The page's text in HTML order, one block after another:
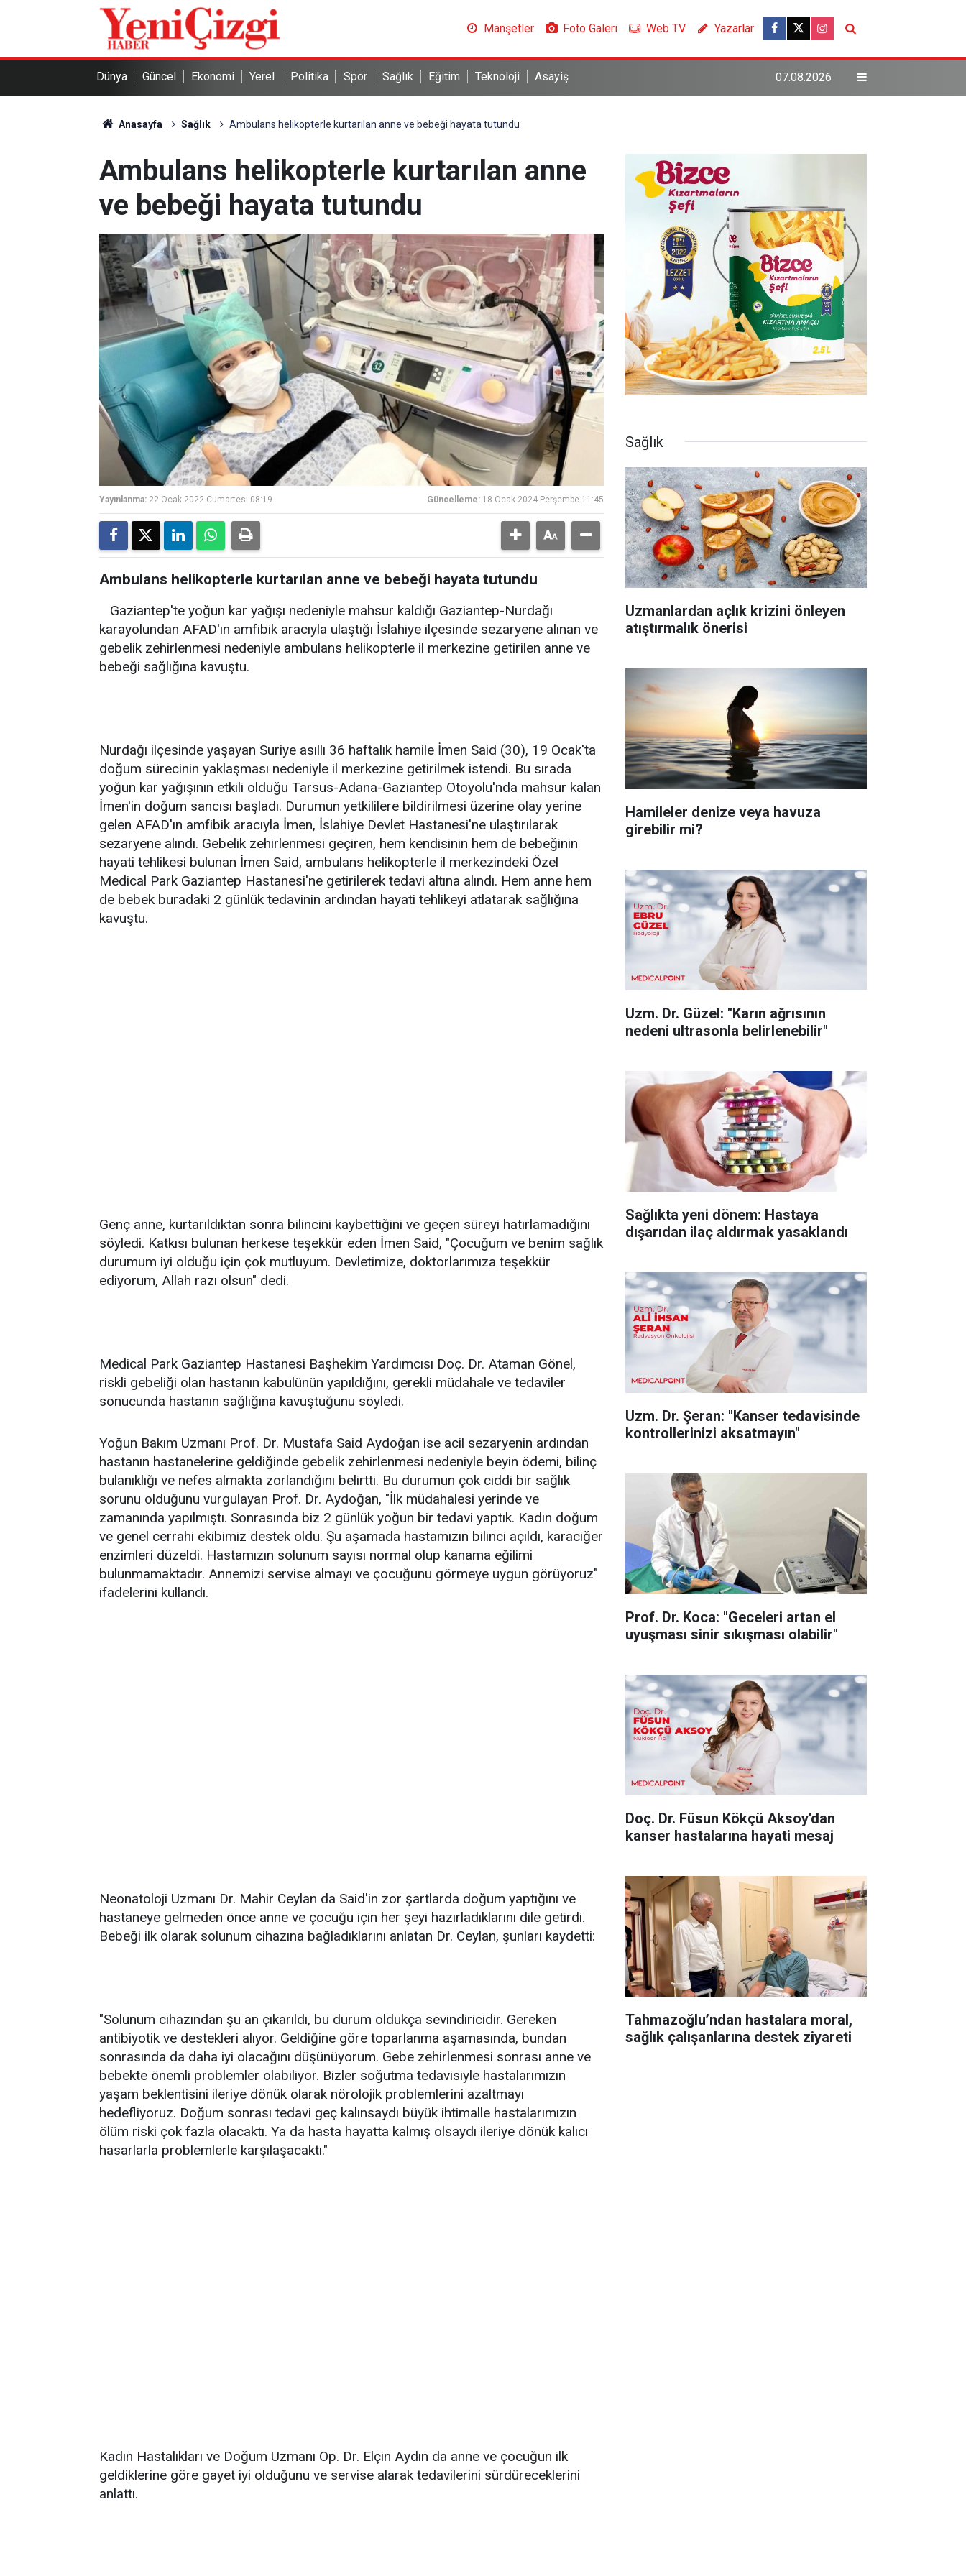
Manşetler Foto Galeri Web TV Yazarlar
Dünya Güncel Ekonomi Yerel Politika Spor Sağlık Eğitim Teknoloji Asayiş 07.08.2026
Anasayfa Sağlık Ambulans helikopterle kurtarılan anne ve bebeği hayata tutundu
Ambulans helikopterle kurtarılan anne
ve bebeği hayata tutundu
Yayınlanma: 22 Ocak 2022 Cumartesi 08:19 Güncelleme: 18 Ocak 2024 Perşembe 11:45
Ambulans helikopterle kurtarılan anne ve bebeği hayata tutundu
Gaziantep'te yoğun kar yağışı nedeniyle mahsur kaldığı Gaziantep-Nurdağı
karayolundan AFAD'ın amfibik aracıyla ulaştığı İslahiye ilçesinde sezaryene alınan ve
gebelik zehirlenmesi nedeniyle ambulans helikopterle il merkezine getirilen anne ve
bebeği sağlığına kavuştu.
Nurdağı ilçesinde yaşayan Suriye asıllı 36 haftalık hamile İmen Said (30), 19 Ocak'ta
doğum sürecinin yaklaşması nedeniyle il merkezine getirilmek istendi. Bu sırada
yoğun kar yağışının etkili olduğu Tarsus-Adana-Gaziantep Otoyolu'nda mahsur kalan
İmen'in doğum sancısı başladı. Durumun yetkililere bildirilmesi üzerine olay yerine
gelen AFAD'ın amfibik aracıyla İmen, İslahiye Devlet Hastanesi'ne ulaştırılarak
sezaryene alındı. Gebelik zehirlenmesi geçiren, hem kendisinin hem de bebeğinin
hayati tehlikesi bulunan İmen Said, ambulans helikopterle il merkezindeki Özel
Medical Park Gaziantep Hastanesi'ne getirilerek tedavi altına alındı. Hem anne hem
de bebek buradaki 2 günlük tedavinin ardından hayati tehlikeyi atlatarak sağlığına
kavuştu.
Genç anne, kurtarıldıktan sonra bilincini kaybettiğini ve geçen süreyi hatırlamadığını
söyledi. Katkısı bulunan herkese teşekkür eden İmen Said, "Çocuğum ve benim sağlık
durumum iyi olduğu için çok mutluyum. Devletimize, doktorlarımıza teşekkür
ediyorum, Allah razı olsun" dedi.
Medical Park Gaziantep Hastanesi Başhekim Yardımcısı Doç. Dr. Ataman Gönel,
riskli gebeliği olan hastanın kabulünün yapıldığını, gerekli müdahale ve tedaviler
sonucunda hastanın sağlığına kavuştuğunu söyledi.
Yoğun Bakım Uzmanı Prof. Dr. Mustafa Said Aydoğan ise acil sezaryenin ardından
hastanın hastanelerine geldiğinde gebelik zehirlenmesi nedeniyle beyin ödemi, bilinç
bulanıklığı ve nefes almakta zorlandığını belirtti. Bu durumun çok ciddi bir sağlık
sorunu olduğunu vurgulayan Prof. Dr. Aydoğan, "İlk müdahalesi yerinde ve
zamanında yapılmıştı. Sonrasında biz 2 günlük yoğun bir tedavi yaptık. Kadın doğum
ve genel cerrahi ekibimiz destek oldu. Şu aşamada hastamızın bilinci açıldı, karaciğer
enzimleri düzeldi. Hastamızın solunum sayısı normal olup kanama eğilimi
bulunmamaktadır. Annemizi servise almayı ve çocuğunu görmeye uygun görüyoruz"
ifadelerini kullandı.
Neonatoloji Uzmanı Dr. Mahir Ceylan da Said'in zor şartlarda doğum yaptığını ve
hastaneye gelmeden önce anne ve çocuğu için her şeyi hazırladıklarını dile getirdi.
Bebeği ilk olarak solunum cihazına bağladıklarını anlatan Dr. Ceylan, şunları kaydetti:
"Solunum cihazından şu an çıkarıldı, bu durum oldukça sevindiricidir. Gereken
antibiyotik ve destekleri alıyor. Geldiğine göre toparlanma aşamasında, bundan
sonrasında da daha iyi olacağını düşünüyorum. Gebe zehirlenmesi sonrası anne ve
bebekte önemli problemler olabiliyor. Bizler soğutma tedavisiyle hastalarımızın
yaşam beklentisini ileriye dönük olarak nörolojik problemlerini azaltmayı
hedefliyoruz. Doğum sonrası tedavi geç kalınsaydı büyük ihtimalle hastalarımızın
ölüm riski çok fazla olacaktı. Ya da hasta hayatta kalmış olsaydı ileriye dönük kalıcı
hasarlarla problemlerle karşılaşacaktı."
Kadın Hastalıkları ve Doğum Uzmanı Op. Dr. Elçin Aydın da anne ve çocuğun ilk
geldiklerine göre gayet iyi olduğunu ve servise alarak tedavilerini sürdüreceklerini
anlattı.
Sağlık
Uzmanlardan açlık krizini önleyen
atıştırmalık önerisi
Hamileler denize veya havuza
girebilir mi?
Uzm. Dr. Güzel: "Karın ağrısının
nedeni ultrasonla belirlenebilir"
Sağlıkta yeni dönem: Hastaya
dışarıdan ilaç aldırmak yasaklandı
Uzm. Dr. Şeran: "Kanser tedavisinde
kontrollerinizi aksatmayın"
Prof. Dr. Koca: "Geceleri artan el
uyuşması sinir sıkışması olabilir"
Doç. Dr. Füsun Kökçü Aksoy'dan
kanser hastalarına hayati mesaj
Tahmazoğlu’ndan hastalara moral,
sağlık çalışanlarına destek ziyareti